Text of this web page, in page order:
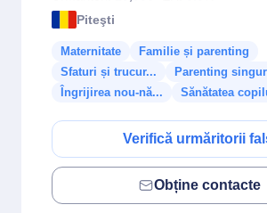
Piteşti
Maternitate
Familie și parenting
Sfaturi și trucur...
Parenting singur
Îngrijirea nou-nă...
Sănătatea
Verifică urmăritorii
Obține contacte